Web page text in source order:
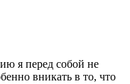
я перед собой не
вникать в то, что